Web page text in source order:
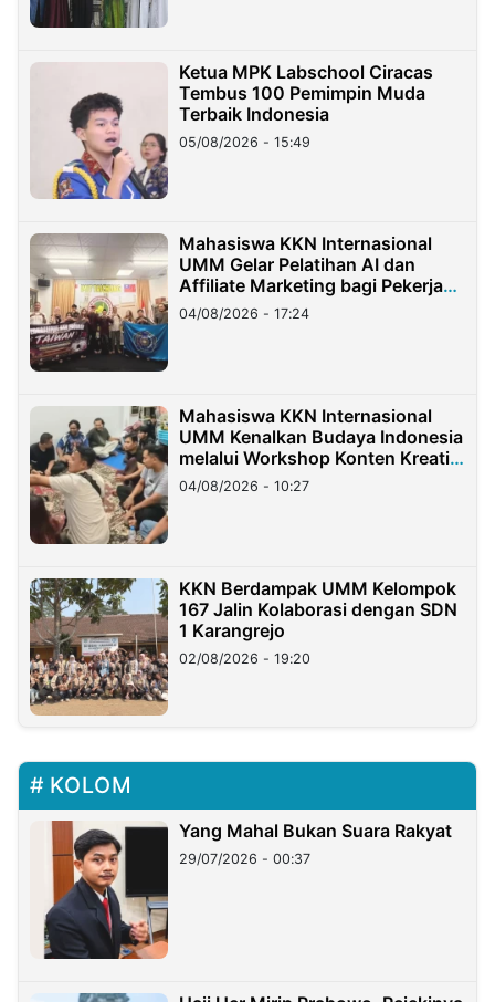
Ketua MPK Labschool Ciracas
Tembus 100 Pemimpin Muda
Terbaik Indonesia
05/08/2026 - 15:49
Mahasiswa KKN Internasional
UMM Gelar Pelatihan AI dan
Affiliate Marketing bagi Pekerja
Migran Indonesia di Taiwan
04/08/2026 - 17:24
Mahasiswa KKN Internasional
UMM Kenalkan Budaya Indonesia
melalui Workshop Konten Kreatif
di Taiwan
04/08/2026 - 10:27
KKN Berdampak UMM Kelompok
167 Jalin Kolaborasi dengan SDN
1 Karangrejo
02/08/2026 - 19:20
KOLOM
Yang Mahal Bukan Suara Rakyat
29/07/2026 - 00:37